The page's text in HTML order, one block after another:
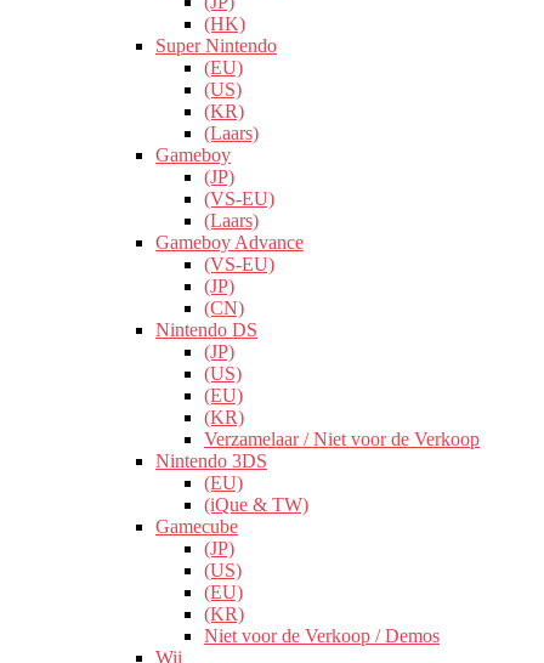
(HK)
Super Nintendo
(EU)
(US)
(KR)
(Laars)
Gameboy
(JP)
(VS-EU)
(Laars)
Gameboy Advance
(VS-EU)
(JP)
(CN)
Nintendo DS
(JP)
(US)
(EU)
(KR)
Verzamelaar / Niet voor de Verkoop
Nintendo 3DS
(EU)
(iQue & TW)
Gamecube
(JP)
(US)
(EU)
(KR)
Niet voor de Verkoop / Demos
Wii